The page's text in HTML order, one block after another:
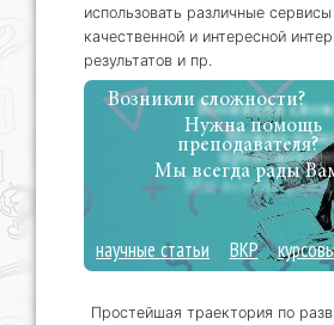
использовать различные
качественной и интересной
результатов и пр.
Возникли сложности?
Нужна помощь
преподавателя?
Мы всегда рады
научные статьи ВКР
Простейшая траектория по